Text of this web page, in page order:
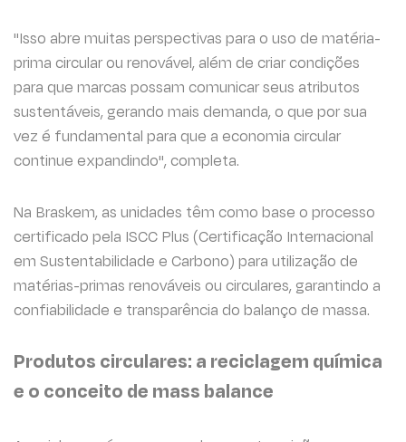
"Isso abre muitas perspectivas para o uso de matéria-
prima circular ou renovável, além de criar condições
para que marcas possam comunicar seus atributos
sustentáveis, gerando mais demanda, o que por sua
vez é fundamental para que a economia circular
continue expandindo", completa.
Na Braskem, as unidades têm como base o processo
certificado pela ISCC Plus (Certificação Internacional
em Sustentabilidade e Carbono) para utilização de
matérias-primas renováveis ou circulares, garantindo a
confiabilidade e transparência do balanço de massa.
Produtos circulares: a reciclagem química
e o conceito de mass balance